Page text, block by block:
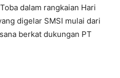
dalam rangkaian Hari
digelar SMSI mulai dari
berkat dukungan PT